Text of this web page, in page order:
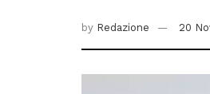
by Redazione 20